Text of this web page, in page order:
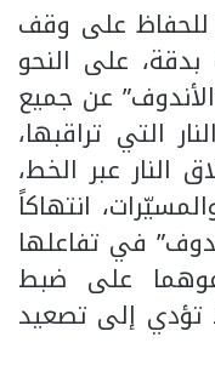
على وقف
بدقة، على النحو
عن جميع
التي تراقبها،
عبر الخط،
انتهاكاً
في تفاعلها
على ضبط
إلى تصعيد